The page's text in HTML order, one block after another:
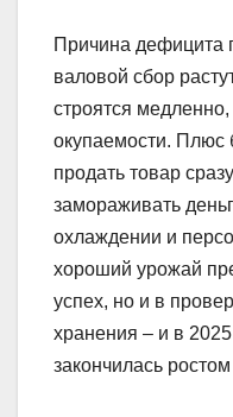
Причина дефицита
валовой сбор
строятся
окупаемости. Плюс
продать товар
замораживать
охлаждении и
хороший урожай
успех, но и в
хранения – и в
закончилась